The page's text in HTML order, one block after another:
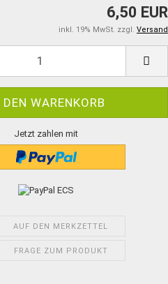
6,50 EUR
inkl. 19% MwSt. zzgl. Versand
Jetzt zahlen mit
AUF DEN MERKZETTEL
FRAGE ZUM PRODUKT